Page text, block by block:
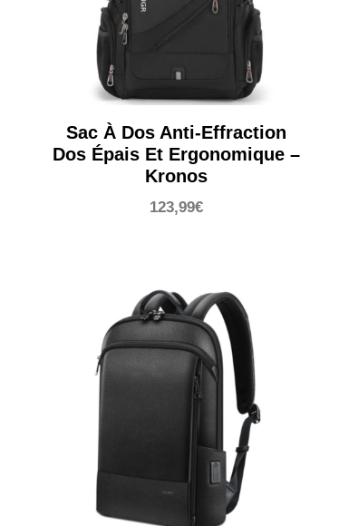
Sac À Dos Anti-Effraction
Dos Épais Et Ergonomique –
Kronos
123,99€